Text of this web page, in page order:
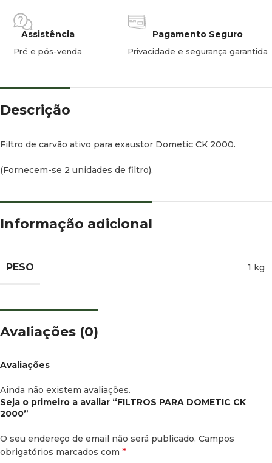
Assistência
Pré e pós-venda
Pagamento Seguro
Privacidade e segurança garantida
Descrição
Filtro de carvão ativo para exaustor Dometic CK 2000.
(Fornecem-se 2 unidades de filtro).
Informação adicional
PESO 1 kg
Avaliações (0)
Avaliações
Ainda não existem avaliações.
Seja o primeiro a avaliar “FILTROS PARA DOMETIC CK
2000”
O seu endereço de email não será publicado. Campos
obrigatórios marcados com *